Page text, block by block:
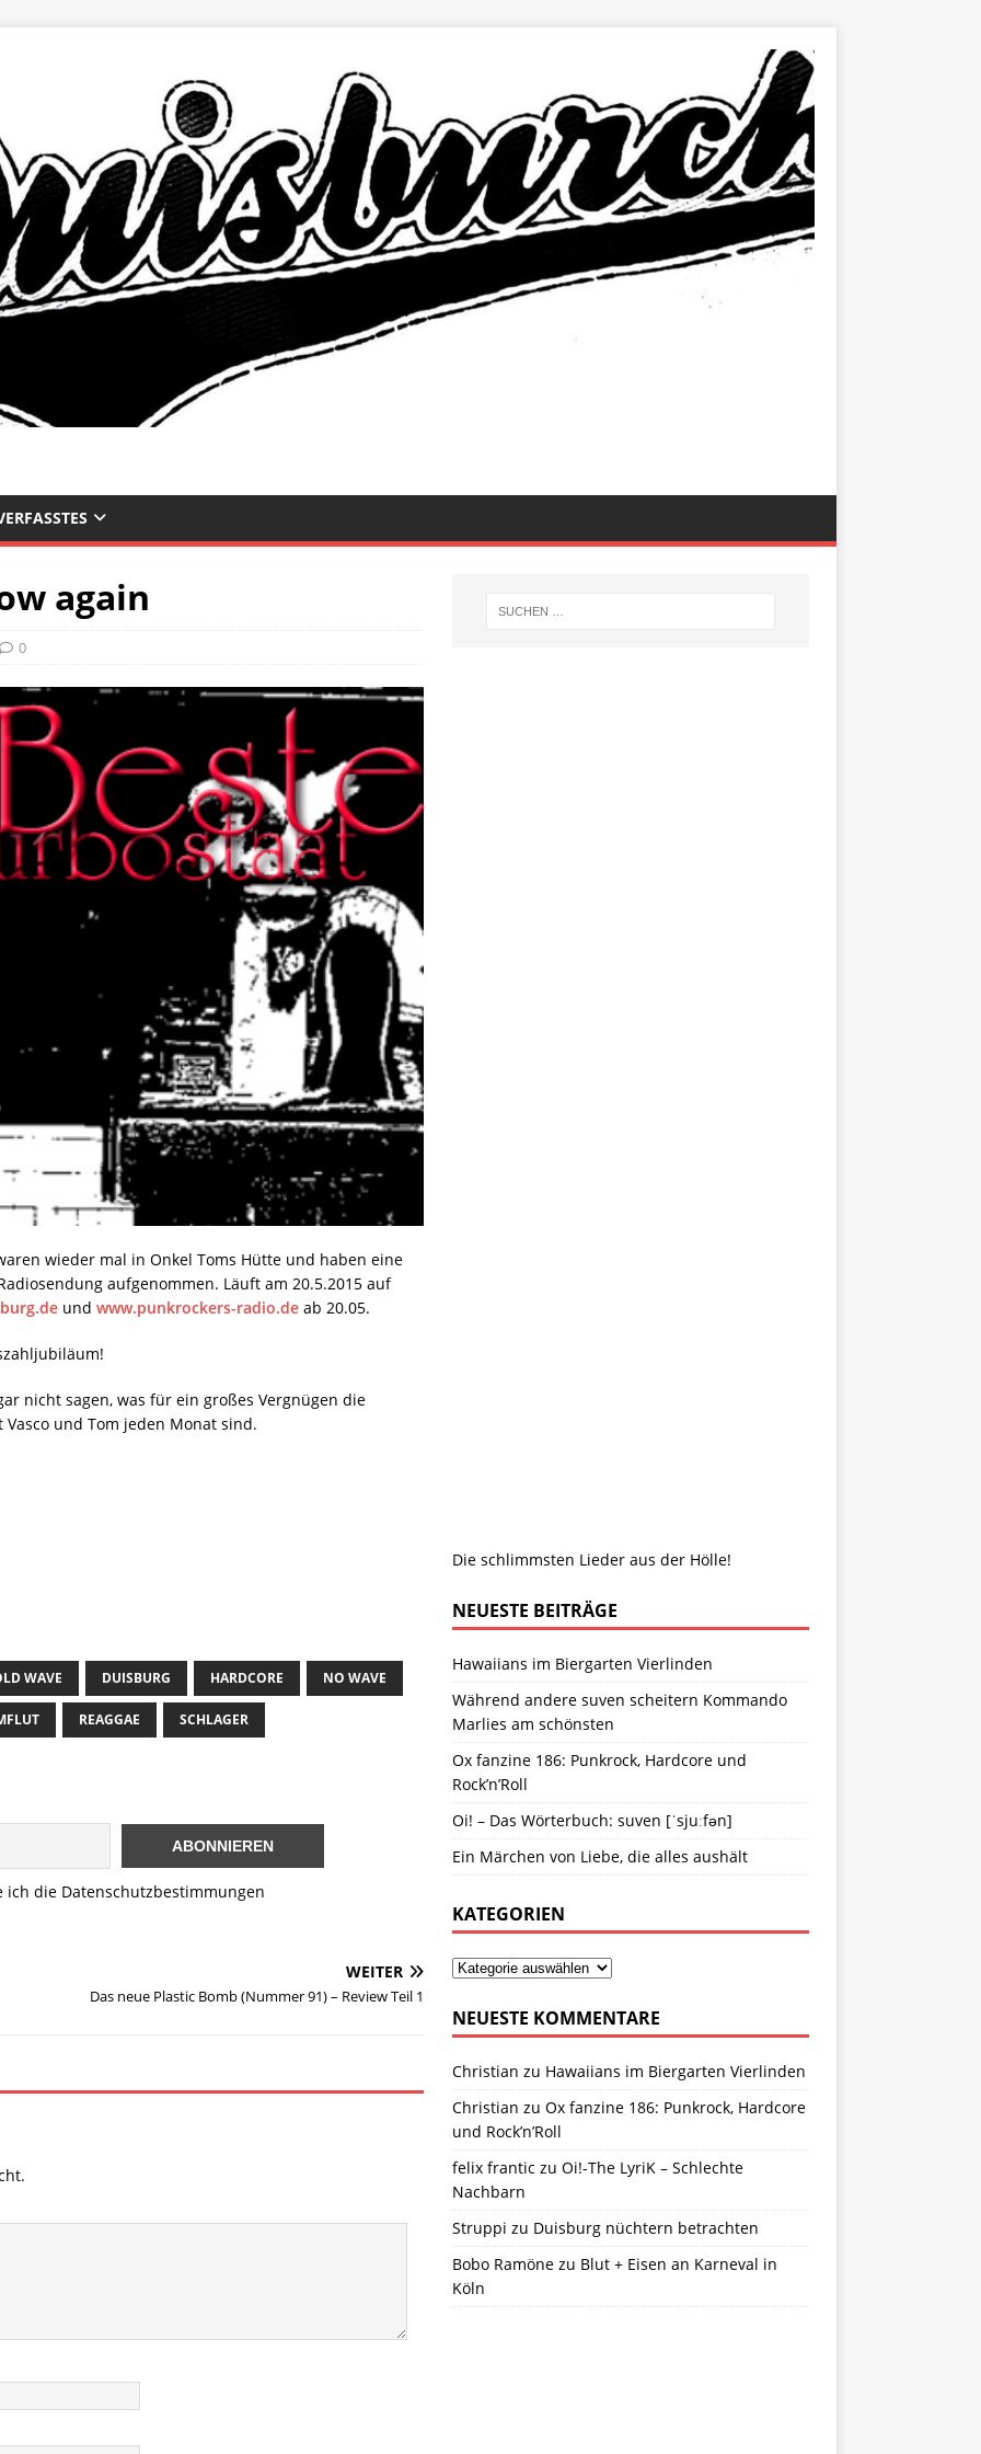
again
0
wieder mal in Onkel Toms Hütte und haben eine
aufgenommen. Läuft am 20.5.2015 auf
und www.punkrockers-radio.de ab 20.05.
nicht sagen, was für ein großes Vergnügen die
und Tom jeden Monat sind.
WAVE DUISBURG HARDCORE NO WAVE
REAGGAE SCHLAGER
ich die Datenschutzbestimmungen
WEITER
Das neue Plastic Bomb (Nummer 91) – Review Teil 1
Die schlimmsten Lieder aus der Hölle!
NEUESTE BEITRÄGE
Hawaiians im Biergarten Vierlinden
Während andere suven scheitern Kommando
Marlies am schönsten
Ox fanzine 186: Punkrock, Hardcore und
Rock’n’Roll
Oi! – Das Wörterbuch: suven [ˈsjuːfən]
Ein Märchen von Liebe, die alles aushält
KATEGORIEN
NEUESTE KOMMENTARE
Christian zu Hawaiians im Biergarten Vierlinden
Christian zu Ox fanzine 186: Punkrock, Hardcore
und Rock’n’Roll
felix frantic zu Oi!-The LyriK – Schlechte
Nachbarn
Struppi zu Duisburg nüchtern betrachten
Bobo Ramönezu Blut + Eisen an Karneval in
Köln